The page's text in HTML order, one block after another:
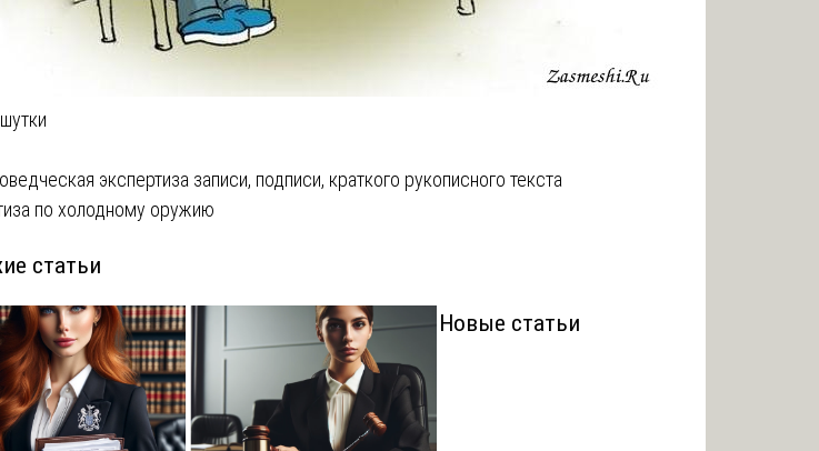
экспертиза записи, подписи, краткого рукописного текста
по холодному оружию
статьи
Новые статьи